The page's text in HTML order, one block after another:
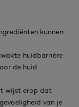
kunnen
huidbarrière
de huid
wijst erop dat
van je